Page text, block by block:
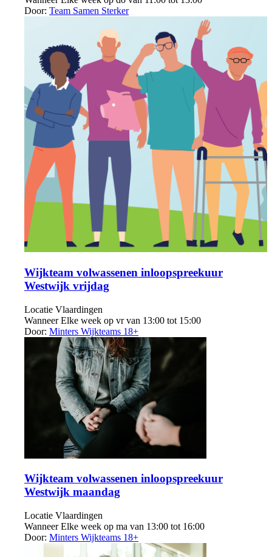
Door: Team Samen Sterker
Wijkteam volwassenen inloopspreekuur
Westwijk vrijdag
Locatie Vlaardingen
Wanneer Elke week op vr van 13:00 tot 15:00
Door: Minters Wijkteams 18+
Wijkteam volwassenen inloopspreekuur
Westwijk maandag
Locatie Vlaardingen
Wanneer Elke week op ma van 13:00 tot 16:00
Door: Minters Wijkteams 18+